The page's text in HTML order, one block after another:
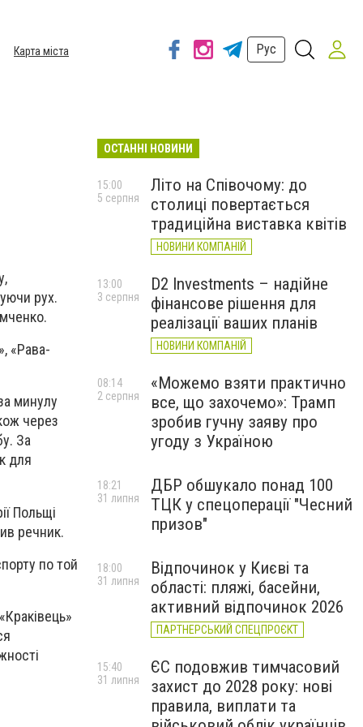
Карта міста Рус
рух.
«Рава-
минулу
через
За
для
Польщі
речник.
по той
ОСТАННІ НОВИНИ
Літо на Співочому: до
столиці повертається
традиційна виставка квітів
НОВИНИ КОМПАНІЙ
15:00
5 серпня
D2 Investments – надійне
фінансове рішення для
реалізації ваших планів
НОВИНИ КОМПАНІЙ
13:00
3 серпня
«Можемо взяти практично
все, що захочемо»: Трамп
зробив гучну заяву про
угоду з Україною
08:14
2 серпня
ДБР обшукало понад 100
ТЦК у спецоперації "Чесний
призов"
18:21
31 липня
Відпочинок у Києві та
області: пляжі, басейни,
активний відпочинок 2026
ПАРТНЕРСЬКИЙ СПЕЦПРОЄКТ
18:00
31 липня
ЄС подовжив тимчасовий
захист до 2028 року: нові
правила, виплати та
15:40
31 липня